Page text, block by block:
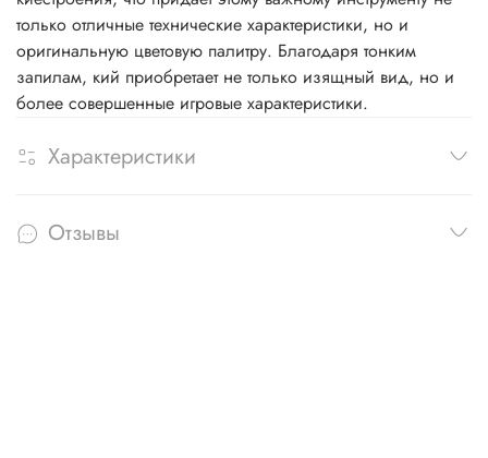
только отличные технические характеристики, но и
оригинальную цветовую палитру. Благодаря тонким
запилам, кий приобретает не только изящный вид, но и
более совершенные игровые характеристики.
Характеристики
Отзывы